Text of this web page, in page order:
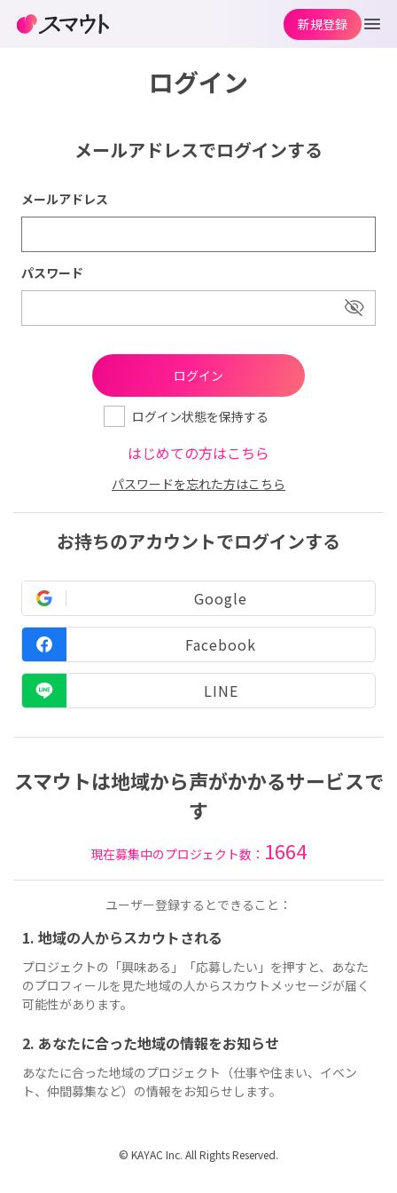
ログイン
メールアドレスでログインする
メールアドレス
パスワード
ログイン状態を保持する
はじめての方はこちら
パスワードを忘れた方はこちら
お持ちのアカウントでログインする
Google
Facebook
LINE
スマウトは地域から声がかかるサービスで
す
現在募集中のプロジェクト数： 1664
ユーザー登録するとできること：
1. 地域の人からスカウトされる
プロジェクトの「興味ある」「応募したい」を押すと、あなた
のプロフィールを見た地域の人からスカウトメッセージが届く
可能性があります。
2. あなたに合った地域の情報をお知らせ
あなたに合った地域のプロジェクト（仕事や住まい、イベン
ト、仲間募集など）の情報をお知らせします。
新規登録
© KAYAC Inc. All Rights Reserved.